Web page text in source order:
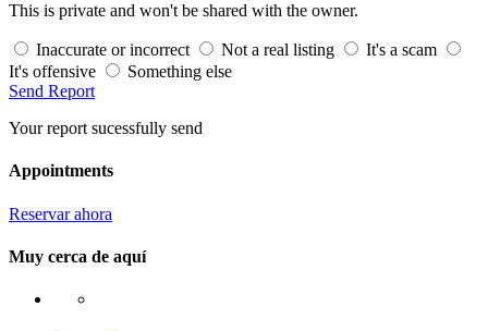
This is private and won't be shared with the owner.
Inaccurate or incorrect Not a real listing
It's a scam
It's offensive
Something else
Send Report
Your report sucessfully send
Appointments
Reservar ahora
Muy cerca de aquí